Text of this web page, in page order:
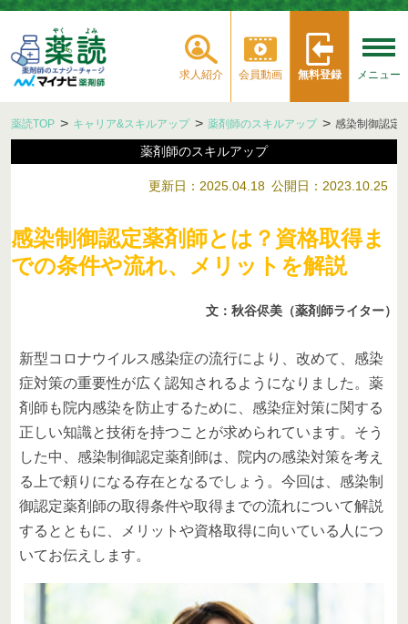
求人紹介 会員動画 無料登録 メニュー
薬読TOP キャリア&スキルアップ 薬剤師のスキルアップ 感染制御認定
薬剤師のスキルアップ
更新日：2025.04.18 公開日：2023.10.25
感染制御認定薬剤師とは？資格取得ま
での条件や流れ、メリットを解説
文：秋谷侭美（薬剤師ライター）
新型コロナウイルス感染症の流行により、改めて、感染
症対策の重要性が広く認知されるようになりました。薬
剤師も院内感染を防止するために、感染症対策に関する
正しい知識と技術を持つことが求められています。そう
した中、感染制御認定薬剤師は、院内の感染対策を考え
る上で頼りになる存在となるでしょう。今回は、感染制
御認定薬剤師の取得条件や取得までの流れについて解説
するとともに、メリットや資格取得に向いている人につ
いてお伝えします。